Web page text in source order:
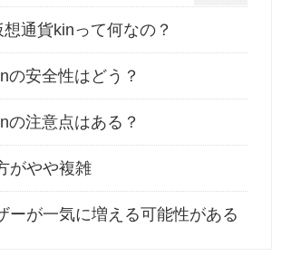
通貨kinって何なの？
の安全性はどう？
の注意点はある？
がやや複雑
が一気に増える可能性がある